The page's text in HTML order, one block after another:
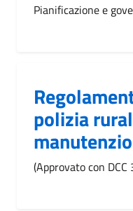
Pianificazione e
polizia
(Approvato con